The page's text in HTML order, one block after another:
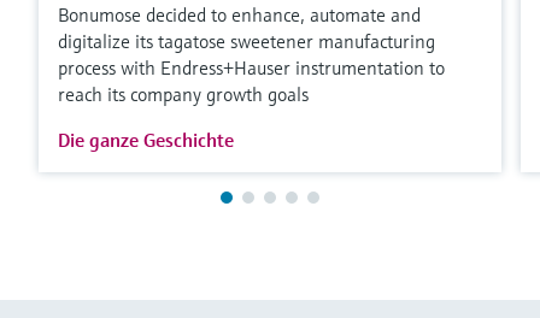
Bonumose decided to enhance, automate and
digitalize its tagatose sweetener manufacturing
process with Endress+Hauser instrumentation to
reach its company growth goals
Die ganze Geschichte